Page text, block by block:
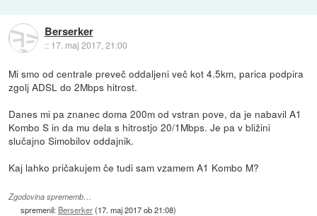
Berserker
:: 17. maj 2017, 21:00
Mi smo od centrale preveč oddaljeni več kot 4.5km, parica podpira
zgolj ADSL do 2Mbps hitrost.
Danes mi pa znanec doma 200m od vstran pove, da je nabavil A1
Kombo S in da mu dela s hitrostjo 20/1Mbps. Je pa v bližini
slučajno Simobilov oddajnik.
Kaj lahko pričakujem če tudi sam vzamem A1 Kombo M?
Zgodovina sprememb…
spremenil: Berserker(17. maj 2017 ob 21:08)